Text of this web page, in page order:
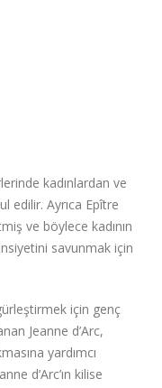
kadınlardan ve
edilir. Ayrıca Epître
ve böylece kadının
savunmak için
için genç
Jeanne d’Arc,
yardımcı
d’Arc’ın kilise